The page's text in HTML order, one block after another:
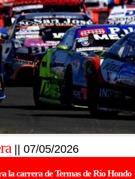
|| 07/05/2026
la carrera de Termas de Río Hondo